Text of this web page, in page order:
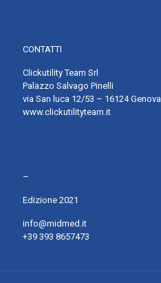
CONTATTI
Clickutility Team Srl
Palazzo Salvago Pinelli
via San luca 12/53 – 16124 Genova
www.clickutilityteam.it
–
Edizione 2021
info@midmed.it
+39 393 8657473